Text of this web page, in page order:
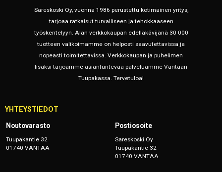
Sareskoski Oy, vuonna 1986 perustettu kotimainen yritys,
tarjoaa ratkaisut turvalliseen ja tehokkaaseen
työskentelyyn. Alan verkkokaupan edelläkävijänä 30 000
tuotteen valikoimamme on helposti saavutettavissa ja
nopeasti toimitettavissa. Verkkokaupan ja puhelimen
lisäksi tarjoamme asiantuntevaa palveluamme Vantaan
Tuupakassa. Tervetuloa!
YHTEYSTIEDOT
Noutovarasto
Tuupakantie 32
01740 VANTAA
Postiosoite
Sareskoski Oy
Tuupakantie 32
01740 VANTAA